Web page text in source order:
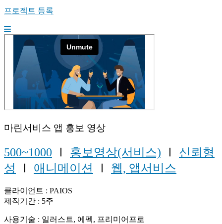
프로젝트 등록
마린서비스 앱 홍보 영상
500~1000 Ⅰ 홍보영상(서비스) Ⅰ 신뢰형
성
Ⅰ 애니메이션 Ⅰ 웹, 앱서비스
클라이언트 : PAIOS
제작기간 : 5주
사용기술 : 일러스트, 에펙, 프리미어프로